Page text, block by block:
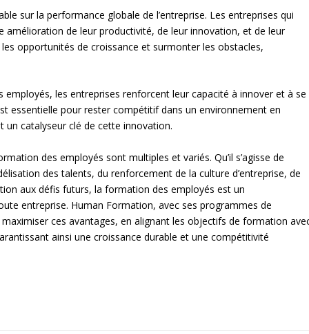
sur la performance globale de l’entreprise. Les entreprises qui
de leur productivité, de leur innovation, et de leur
opportunités de croissance et surmonter les obstacles,
les entreprises renforcent leur capacité à innover et à se
essentielle pour rester compétitif dans un environnement en
catalyseur clé de cette innovation.
des employés sont multiples et variés. Qu’il s’agisse de
des talents, du renforcement de la culture d’entreprise, de
aux défis futurs, la formation des employés est un
entreprise. Human Formation, avec ses programmes de
ces avantages, en alignant les objectifs de formation
ainsi une croissance durable et une compétitivité